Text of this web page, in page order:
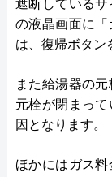
遮断している
の液晶画面に
は、復帰ボタン
また給湯器の
元栓が閉まっ
因となります。
ほかにはガス